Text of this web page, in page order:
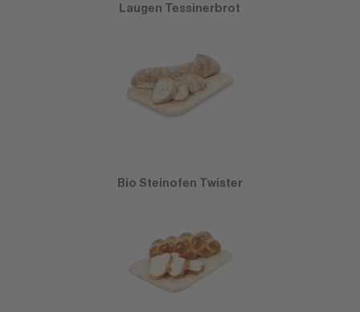
Laugen Tessinerbrot
Bio Steinofen Twister